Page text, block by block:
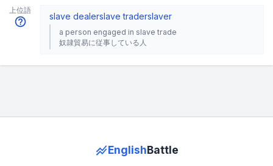
上位語
slave dealerslave traderslaver
a person engaged in slave trade
奴隷貿易に従事している人
EnglishBattle